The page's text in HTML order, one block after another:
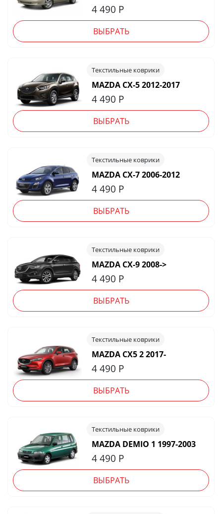
4 490 Р
ВЫБРАТЬ
Текстильные коврики
MAZDA CX-5 2012-2017
4 490 Р
ВЫБРАТЬ
Текстильные коврики
MAZDA CX-7 2006-2012
4 490 Р
ВЫБРАТЬ
Текстильные коврики
MAZDA CX-9 2008->
4 490 Р
ВЫБРАТЬ
Текстильные коврики
MAZDA CX5 2 2017-
4 490 Р
ВЫБРАТЬ
Текстильные коврики
MAZDA DEMIO 1 1997-2003
4 490 Р
ВЫБРАТЬ